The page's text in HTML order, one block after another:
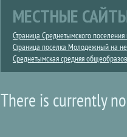
МЕСТНЫЕ
Страница Среднетымского
Страница поселка Молодежный на
Среднетымская средняя
There is currently